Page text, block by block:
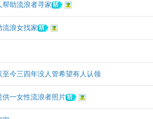
助流浪者寻家
流浪女找家
至今三四年没人管希望有人认领
供一女性流浪者照片